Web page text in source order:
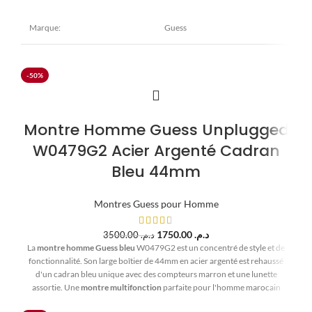
50 m (5 ATM)
Type de boucle:
Marque: Guess
Cadran: Verre : Minéral Bleu
Largeur : 22 mm Cuir Bleu
30 m (3 ATM)
Boucle simple
-50%
Montre Homme Guess Unplugged
W0479G2 Acier Argenté Cadran
Bleu 44mm
Montres Guess pour Homme
د.م.3500.00 د.م.
Lamontre homme Guess bleu W0479G2 est un concentré de style et de
fonctionnalité. Son large boîtier de 44mm en acier argenté est rehaussé
d'un cadran bleu unique avec des compteurs marron et une lunette
assortie. Unemontre multifonction parfaite pour l'homme marocain